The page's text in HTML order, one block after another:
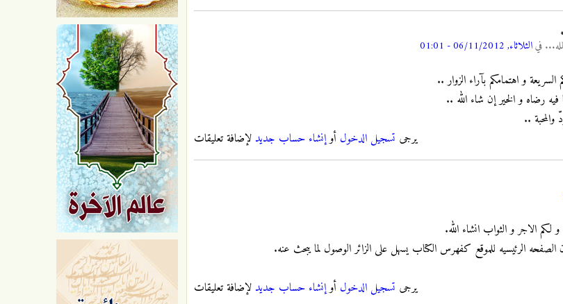
فيالثلاثاء, 06/11/2012 - 01:01
و اهتمامكم بآراء الزوار ..
فيه رضاه و الخير إن شاء الله ..
..
يرجى تسجيل الدخول أوإنشاء حساب جديد لإضافة تعليقات
لكم الاجر و الثواب انشاء الله.
الصفحه الرئيسيه للموقع كفهرس الكتاب يسهل على الزائر الوصول لما يبحث عنه.
يرجى تسجيل الدخول أوإنشاء حساب جديد لإضافة تعليقات